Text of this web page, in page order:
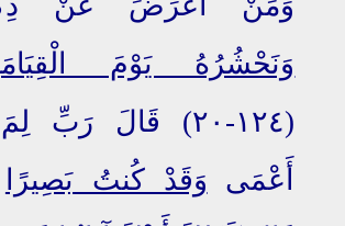
وَنَحْشُرُهُ يَوْمَ
(١٢٤-٢٠) قَالَ
أَعْمَى وَقَدْ كُنتُ بَصِيرًا